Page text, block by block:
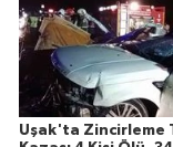
Uşak'ta Zincirleme